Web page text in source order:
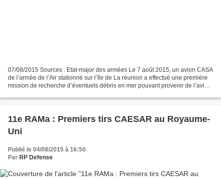
07/08/2015 Sources : Etat-major des armées Le 7 août 2015, un avion CASA
de l’armée de l’Air stationné sur l’île de La réunion a effectué une première
mission de recherche d’éventuels débris en mer pouvant provenir de l’avion
11e RAMa : Premiers tirs CAESAR au Royaume-
Uni
Publié le 04/08/2015 à 16:50
Par RP Defense